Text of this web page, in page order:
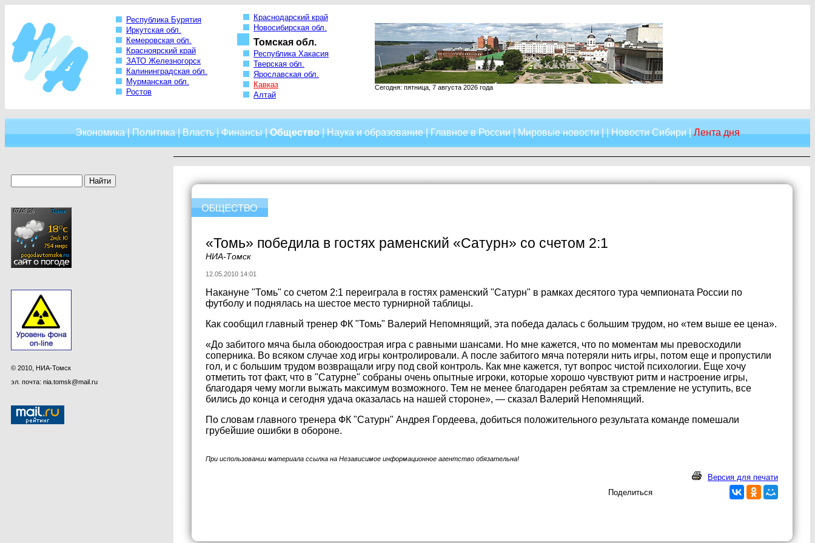
Республика Бурятия
Иркутская обл.
Кемеровская обл.
Красноярский край
ЗАТО Железногорск
Калининградская обл.
Мурманская обл.
Ростов
Краснодарский край
Новосибирская обл.
Томская обл.
Республика Хакасия
Тверская обл.
Ярославская обл.
Кавказ
Алтай
Сегодня: пятница, 7 августа 2026 года
Экономика|Политика|Власть|Финансы|Общество|Наука и образование|Главное в России|Мировые новости| |Новости Сибири|Лента дня
© 2010, НИА-Томск
эл. почта: nia.tomsk@mail.ru
«Томь» победила в гостях раменский «Сатурн» со счетом 2:1
НИА-Томск
12.05.2010 14:01
Накануне "Томь" со счетом 2:1 переиграла в гостях раменский "Сатурн" в рамках десятого тура чемпионата России по
футболу и поднялась на шестое место турнирной таблицы.
Как сообщил главный тренер ФК "Томь" Валерий Непомнящий, эта победа далась с большим трудом, но «тем выше ее цена».
«До забитого мяча была обоюдоострая игра с равными шансами. Но мне кажется, что по моментам мы превосходили
соперника. Во всяком случае ход игры контролировали. А после забитого мяча потеряли нить игры, потом еще и пропустили
гол, и с большим трудом возвращали игру под свой контроль. Как мне кажется, тут вопрос чистой психологии. Еще хочу
отметить тот факт, что в "Сатурне" собраны очень опытные игроки, которые хорошо чувствуют ритм и настроение игры,
благодаря чему могли выжать максимум возможного. Тем не менее благодарен ребятам за стремление не уступить, все
бились до конца и сегодня удача оказалась на нашей стороне», — сказал Валерий Непомнящий.
По словам главного тренера ФК "Сатурн" Андрея Гордеева, добиться положительного результата команде помешали
грубейшие ошибки в обороне.
При использовании материала ссылка на Независимое информационное агентство обязательна!
Версия для печати
Поделиться